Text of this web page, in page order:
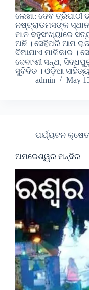
ଲେଖା: ଦେଵ ତ୍ରିପାଠୀ
ନଷ୍ଟ୍ରାଡମସଙ୍କ
ମାନ ବହୁସଂଖ୍ୟାରେ
ଅଛି । ସେହିପରି ଆମ
ଦିଆଯାଏ ମାଳିକାର ।
ଦେବାଂଶୀ ସନ୍ଥ,
ସୁବିଦିତ । ଓଡ଼ିଆ
admin
May
ପର୍ଯ୍ୟଟନ
ଅମରେଶ୍ୱର ମନ୍ଦିର